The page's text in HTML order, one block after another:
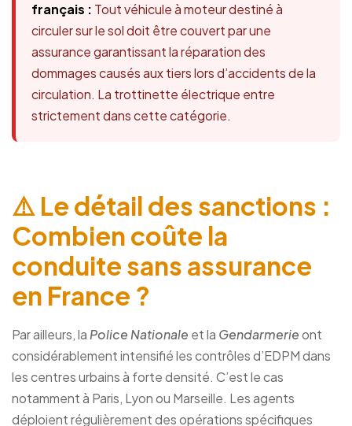
français : Tout véhicule à moteur destiné à
circuler sur le sol doit être couvert par une
assurance garantissant la réparation des
dommages causés aux tiers lors d’accidents de la
circulation. La trottinette électrique entre
strictement dans cette catégorie.
⚠️ Le détail des sanctions :
Combien coûte la
conduite sans assurance
en France ?
Par ailleurs, laPolice Nationale et la Gendarmerieont
considérablement intensifié les contrôles d’EDPM dans
les centres urbains à forte densité. C’est le cas
notamment à Paris, Lyon ou Marseille. Les agents
déploient régulièrement des opérations spécifiques